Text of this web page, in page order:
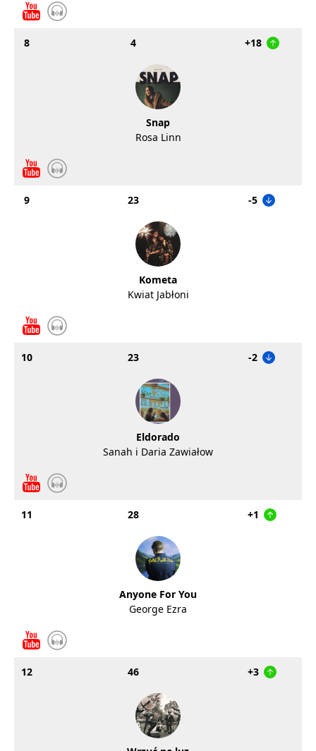
8 4 +18
Snap
Rosa Linn
9 23 -5
Kometa
Kwiat Jabłoni
10 23 -2
Eldorado
Sanah i Daria Zawiałow
11 28 +1
Anyone For You
George Ezra
12 46 +3